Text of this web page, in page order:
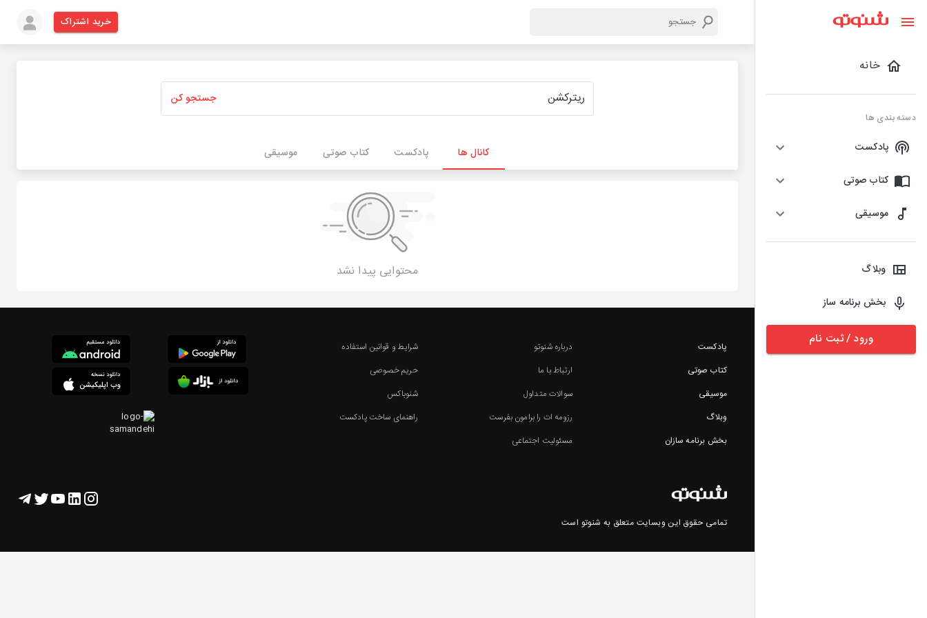
خانه
دسته بندی ها
پادکست
کتاب صوتی
موسیقی
وبلاگ
بخش برنامه ساز
ورود / ثبت نام
خرید اشتراک
جستجو کن
کانال ها پادکست کتاب صوتی موسیقی
محتوایی پیدا نشد
پادکست
کتاب صوتی
موسیقی
وبلاگ
بخش برنامه سازان
درباره شنوتو
ارتباط با ما
سوالات متداول
رزومه ات را برامون بفرست
مسئولیت اجتماعی
شرایط و قوانین استفاده
حریم خصوصی
شنوباکس
راهنمای ساخت پادکست
تمامی حقوق این وبسایت متعلق به شنوتو است